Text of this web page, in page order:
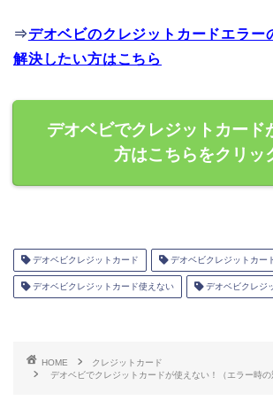
⇒デオベビのクレジットカードエラー
解決したい方はこちら
デオベビでクレジットカード
方はこちらをクリッ
デオベビクレジットカード デオベビクレジットカー
デオベビクレジットカード使えない デオベビクレジ
HOME
クレジットカード
デオベビでクレジットカードが使えない！（エラー時の